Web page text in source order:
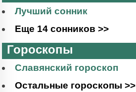
Лучший сонник
Еще 14 сонников >>
Гороскопы
Славянский гороскоп
Остальные гороскопы >>